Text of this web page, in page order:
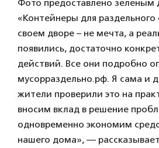
Фото предоставлено
«Контейнеры для
своем дворе – не мечта, а
появились, достаточно
действий. Все они подробно
мусорраздельно.рф. Я сама и
жители проверили это на
вносим вклад в решение
одновременно экономим
нашего дома», —